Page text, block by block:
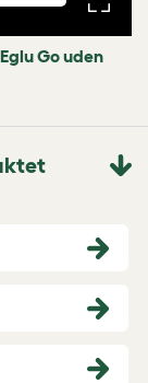
Go uden